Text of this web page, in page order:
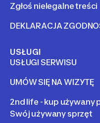
Zgłoś nielegalne treści
DEKLARACJA
USŁUGI
USŁUGI SERWISU
UMÓW SIĘ NA WIZYTĘ
2nd life - kup używany
Swój używany sprzęt